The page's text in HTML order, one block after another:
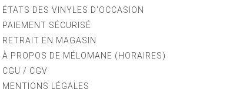
ÉTATS DES VINYLES D'OCCASION
PAIEMENT SÉCURISÉ
RETRAIT EN MAGASIN
À PROPOS DE MÉLOMANE (HORAIRES)
CGU / CGV
MENTIONS LÉGALES